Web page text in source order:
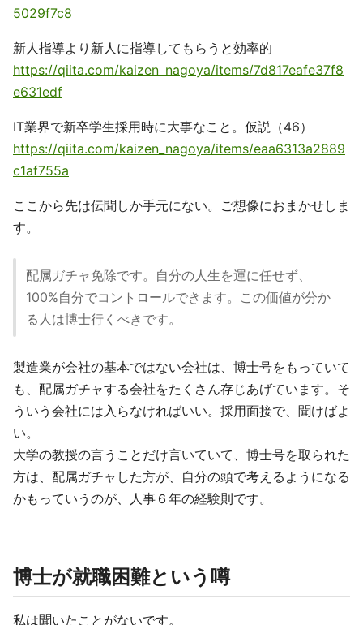
5029f7c8
新人指導より新人に指導してもらうと効率的
https://qiita.com/kaizen_nagoya/items/7d817eafe37f8
e631edf
IT業界で新卒学生採用時に大事なこと。仮説（46）
https://qiita.com/kaizen_nagoya/items/eaa6313a2889
c1af755a
ここから先は伝聞しか手元にない。ご想像におまかせしま
す。
配属ガチャ免除です。自分の人生を運に任せず、
100%自分でコントロールできます。この価値が分か
る人は博士行くべきです。
製造業が会社の基本ではない会社は、博士号をもっていて
も、配属ガチャする会社をたくさん存じあげています。そ
ういう会社には入らなければいい。採用面接で、聞けばよ
い。
大学の教授の言うことだけ言いていて、博士号を取られた
方は、配属ガチャした方が、自分の頭で考えるようになる
かもっていうのが、人事６年の経験則です。
博士が就職困難という噂
私は聞いたことがないです。